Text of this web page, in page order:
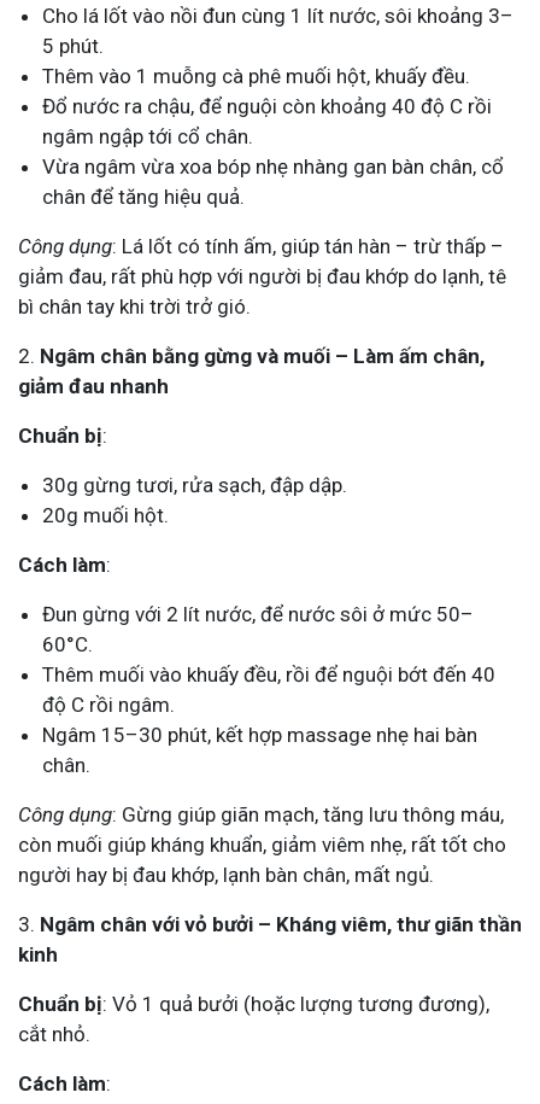
Cho lá lốt vào nồi đun cùng 1 lít nước, sôi khoảng 3–
5 phút.
Thêm vào 1 muỗng cà phê muối hột, khuấy đều.
Đổ nước ra chậu, để nguội còn khoảng 40 độ C rồi
ngâm ngập tới cổ chân.
Vừa ngâm vừa xoa bóp nhẹ nhàng gan bàn chân, cổ
chân để tăng hiệu quả.
Công dụng: Lá lốt có tính ấm, giúp tán hàn – trừ thấp –
giảm đau, rất phù hợp với người bị đau khớp do lạnh, tê
bì chân tay khi trời trở gió.
2. Ngâm chân bằng gừng và muối – Làm ấm chân,
giảm đau nhanh
Chuẩn bị:
30g gừng tươi, rửa sạch, đập dập.
20g muối hột.
Cách làm:
Đun gừng với 2 lít nước, để nước sôi ở mức 50–
60°C.
Thêm muối vào khuấy đều, rồi để nguội bớt đến 40
độ C rồi ngâm.
Ngâm 15–30 phút, kết hợp massage nhẹ hai bàn
chân.
Công dụng: Gừng giúp giãn mạch, tăng lưu thông máu,
còn muối giúp kháng khuẩn, giảm viêm nhẹ, rất tốt cho
người hay bị đau khớp, lạnh bàn chân, mất ngủ.
3. Ngâm chân với vỏ bưởi – Kháng viêm, thư giãn thần
kinh
Chuẩn bị: Vỏ 1 quả bưởi (hoặc lượng tương đương),
cắt nhỏ.
Cách làm: